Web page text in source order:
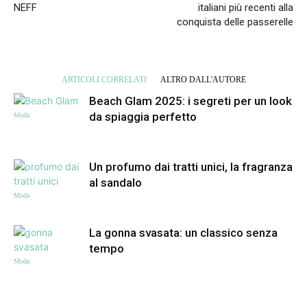
NEFF
italiani più recenti alla
conquista delle passerelle
ARTICOLI CORRELATI ALTRO DALL'AUTORE
Moda
Beach Glam 2025: i segreti per un look
da spiaggia perfetto
Moda
Un profumo dai tratti unici, la fragranza
al sandalo
Moda
La gonna svasata: un classico senza
tempo